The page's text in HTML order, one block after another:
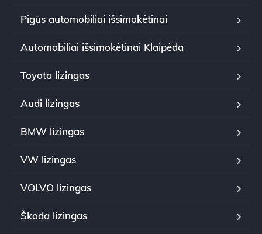
Pigūs automobiliai išsimokėtinai
Automobiliai išsimokėtinai Klaipėda
Toyota lizingas
Audi lizingas
BMW lizingas
VW lizingas
VOLVO lizingas
Škoda lizingas